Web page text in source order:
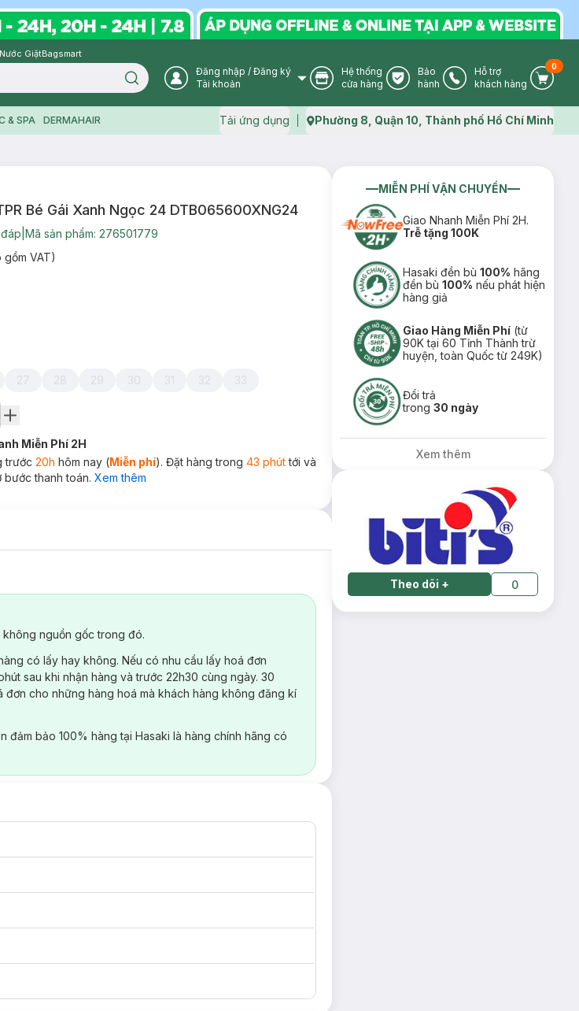
Nước GiặtBagsmart
Search icon User Icon
Đăng nhập / Đăng ký
Tài khoản
Store Icon
Hệ thống
cửa hàng
Warranty Icon
Bảo
hành
Phone Icon
Hỗ trợ
khách hàng
Cart
0
& SPA DERMAHAIR Tải ứng dụng Map icon
Phường 8, Quận 10, Thành phố Hồ Chí Minh
Bé Gái Xanh Ngọc 24 DTB065600XNG24
Mã sản phẩm: 276501779
VAT)
27 28 29 30 31 32 33
Miễn Phí 2H
trước 20h hôm nay (Miễn phí). Đặt hàng trong 43 phúttới và
bước thanh toán. Xem thêm
nguồn gốc trong đó.
có lấy hay không. Nếu có nhu cầu lấy hoá đơn
sau khi nhận hàng và trước 22h30 cùng ngày. 30
cho những hàng hoá mà khách hàng không đăng kí
bảo 100% hàng tại Hasaki là hàng chính hãng có
MIỄN PHÍ VẬN CHUYỂN
Giao Nhanh Miễn Phí 2H.
Trễ tặng 100K
Hasaki đền bù100% hãng
đền bù100% nếu phát hiện
hàng giả
Giao Hàng Miễn Phí (từ
90K tại 60 Tỉnh Thành trừ
huyện, toàn Quốc từ 249K)
Đổi trả
trong30 ngày
Xem thêm
Theo dõi + 0